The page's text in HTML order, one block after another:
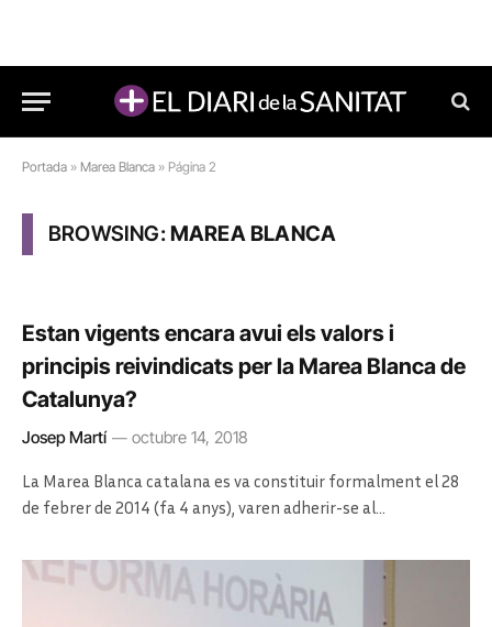
Portada » Marea Blanca » Página 2
BROWSING:MAREA BLANCA
Estan vigents encara avui els valors i
principis reivindicats per la Marea Blanca de
Catalunya?
Josep Martí octubre 14, 2018
La Marea Blanca catalana es va constituir formalment el 28
de febrer de 2014 (fa 4 anys), varen adherir-se al…